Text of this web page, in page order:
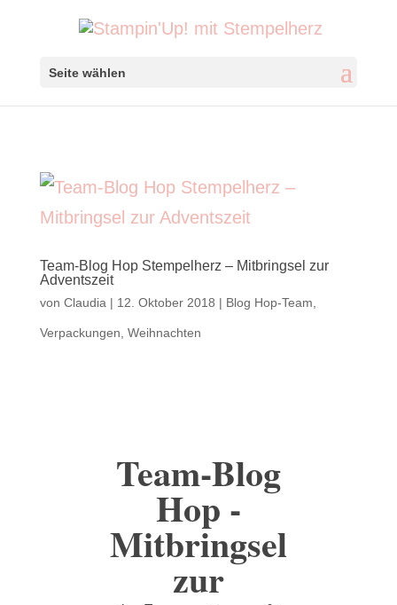
Seite wählen
Team-Blog Hop Stempelherz – Mitbringsel zur
Adventszeit
von Claudia | 12. Oktober 2018 | Blog Hop-Team
Verpackungen Weihnachten
Team-Blog
Hop -
Mitbringsel
zur